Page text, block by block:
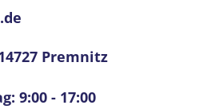
Premnitz
9:00 - 17:00